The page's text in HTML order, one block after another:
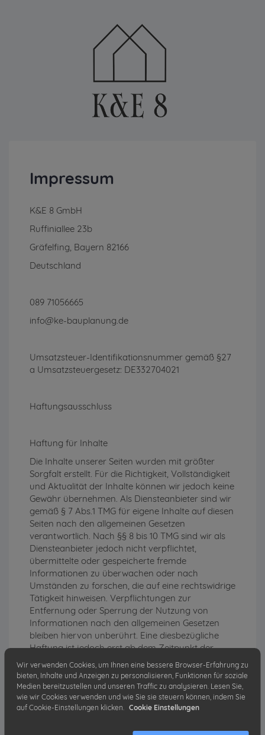
Impressum
K&E 8 GmbH
Ruffiniallee 23b
Gräfelfing, Bayern 82166
Deutschland
089 71056665
info@ke-bauplanung.de
Umsatzsteuer-Identifikationsnummer gemäß §27
a Umsatzsteuergesetz: DE332704021
Haftungsausschluss
Haftung für Inhalte
Die Inhalte unserer Seiten wurden mit größter
Sorgfalt erstellt. Für die Richtigkeit, Vollständigkeit
und Aktualität der Inhalte können wir jedoch keine
Gewähr übernehmen. Als Diensteanbieter sind wir
gemäß § 7 Abs.1 TMG für eigene Inhalte auf diesen
Seiten nach den allgemeinen Gesetzen
verantwortlich. Nach §§ 8 bis 10 TMG sind wir als
Diensteanbieter jedoch nicht verpflichtet,
übermittelte oder gespeicherte fremde
Informationen zu überwachen oder nach
Umständen zu forschen, die auf eine rechtswidrige
Tätigkeit hinweisen. Verpflichtungen zur
Entfernung oder Sperrung der Nutzung von
Informationen nach den allgemeinen Gesetzen
bleiben hiervon unberührt. Eine diesbezügliche
Haftung ist jedoch erst ab dem Zeitpunkt der
Kenntnis einer konkreten Rechtsverletzung
möglich. Bei Bekanntwerden von entsprechenden
Rechtsverletzungen werden wir diese Inhalte
umgehend entfernen.
Wir verwenden Cookies, um Ihnen eine bessere Browser-Erfahrung zu
bieten, Inhalte und Anzeigen zu personalisieren, Funktionen für soziale
Medien bereitzustellen und unseren Traffic zu analysieren. Lesen Sie,
wie wir Cookies verwenden und wie Sie sie steuern können, indem Sie
auf Cookie-Einstellungen klicken.
Cookie Einstellungen